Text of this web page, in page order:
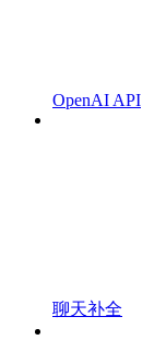
OpenAI API
聊天补全